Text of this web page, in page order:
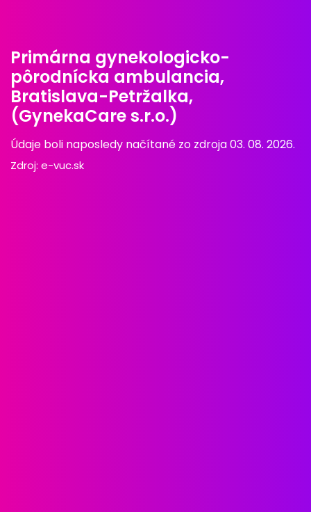
Primárna gynekologicko-
pôrodnícka ambulancia,
Bratislava-Petržalka,
(GynekaCare s.r.o.)
Údaje boli naposledy načítané zo zdroja 03. 08. 2026.
Zdroj: e-vuc.sk